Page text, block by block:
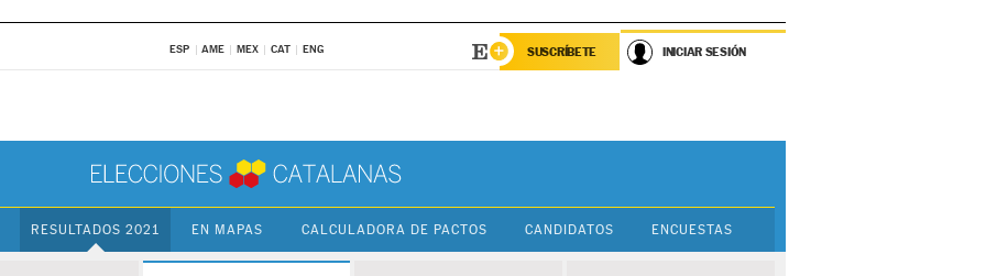
ESP AME MEX CAT ENG SUSCRÍBETE INICIAR SESIÓN
RESULTADOS 2021 EN MAPAS CALCULADORA DE PACTOS CANDIDATOS ENCUESTAS